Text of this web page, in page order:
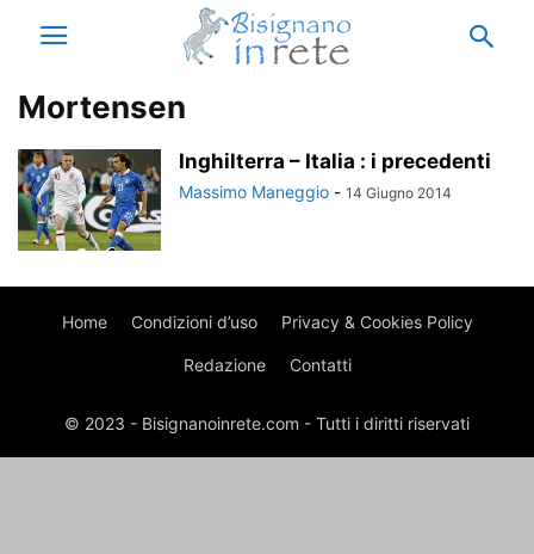
Mortensen
Inghilterra – Italia : i precedenti
Massimo Maneggio - 14 Giugno 2014
Home Condizioni d’uso Privacy & Cookies Policy
Redazione Contatti
© 2023 - Bisignanoinrete.com - Tutti i diritti riservati